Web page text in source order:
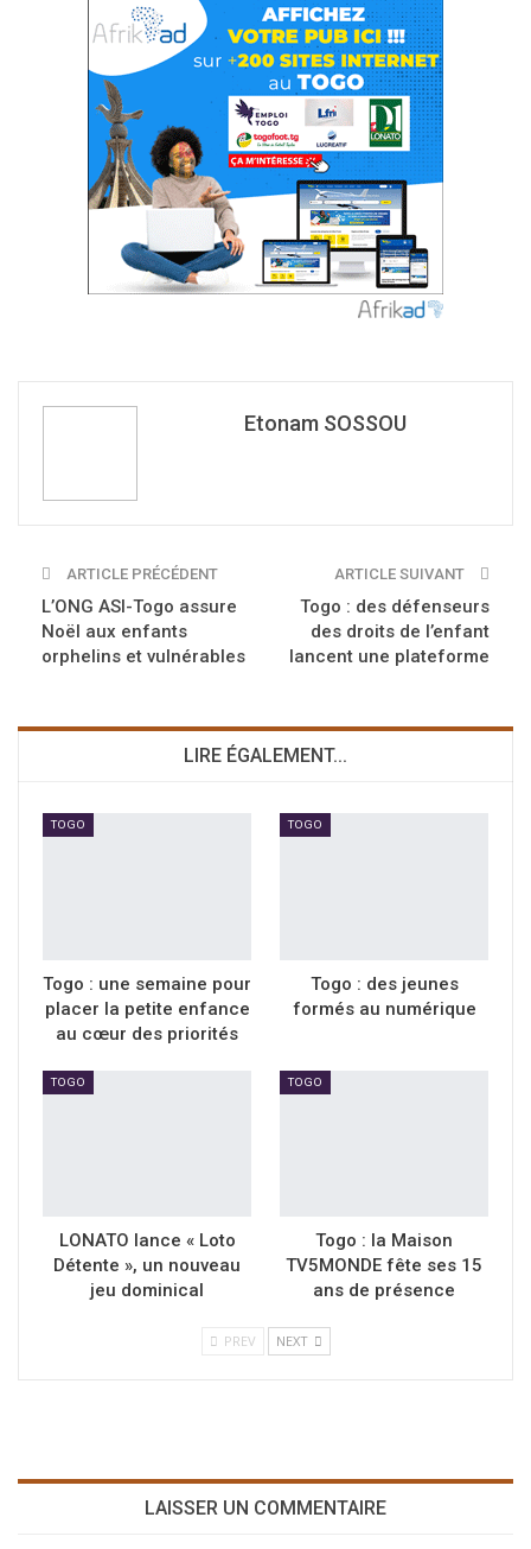
Etonam SOSSOU
ARTICLE PRÉCÉDENT
L’ONG ASI-Togo assure
Noël aux enfants
orphelins et vulnérables
ARTICLE SUIVANT
Togo : des défenseurs
des droits de l’enfant
lancent une plateforme
LIRE ÉGALEMENT...
TOGO
Togo : une semaine pour
placer la petite enfance
au cœur des priorités
TOGO
Togo : des jeunes
formés au numérique
TOGO
LONATO lance « Loto
Détente », un nouveau
jeu dominical
TOGO
Togo : la Maison
TV5MONDE fête ses 15
ans de présence
PREV NEXT
LAISSER UN COMMENTAIRE